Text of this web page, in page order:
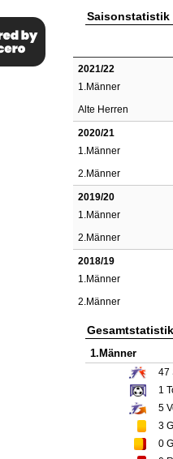
Saisonstatistik
2021/22
1.Männer
Alte Herren
2020/21
1.Männer
2.Männer
2019/20
1.Männer
2.Männer
2018/19
1.Männer
2.Männer
Gesamtstatistik
1.Männer
47
1
5
3
0